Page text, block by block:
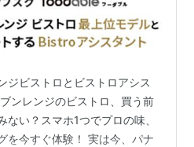
ジビストロとビストロアシス
ンレンジのビストロ、買う前
い？スマホ1つでプロの味、
を今すぐ体験！ 実は今、パナ